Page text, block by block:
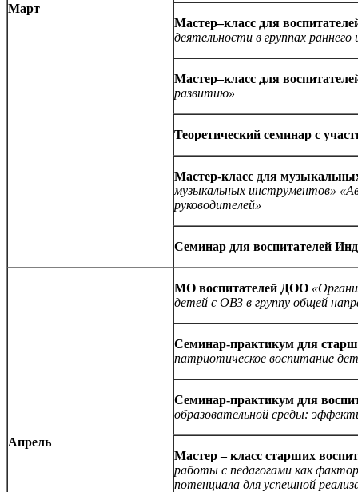
Март
Мастер–класс для
деятельности в группах
Мастер–класс для
развитию»
Теоретический семинар с
Мастер-класс для
музыкальных инструментов»
руководителей»
Семинар для воспитателей
Апрель
МО воспитателей ДОО
детей с ОВЗ в группу общей
Семинар-практикум для
патриотическое воспитание
Семинар-практикум для
образовательной среды:
Мастер – класс старших
работы с педагогами как
потенциала для успешной